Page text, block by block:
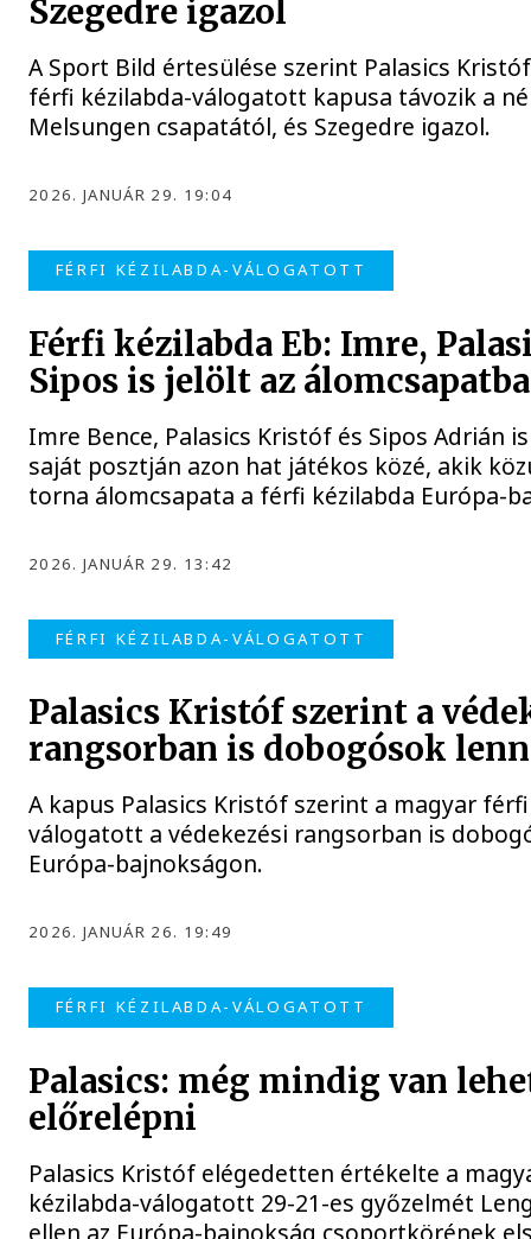
Szegedre igazol
A Sport Bild értesülése szerint Palasics
férfi kézilabda-válogatott kapusa távozik a
Melsungen csapatától, és Szegedre igazol.
2026. JANUÁR 29. 19:04
FÉRFI KÉZILABDA-VÁLOGATOTT
Férfi kézilabda Eb: Imre,
Sipos is jelölt az álomcsapatba
Imre Bence, Palasics Kristóf és Sipos Adrián
saját posztján azon hat játékos közé, akik
torna álomcsapata a férfi kézilabda Európa-
2026. JANUÁR 29. 13:42
FÉRFI KÉZILABDA-VÁLOGATOTT
Palasics Kristóf szerint a
rangsorban is dobogósok
A kapus Palasics Kristóf szerint a magyar
válogatott a védekezési rangsorban is
Európa-bajnokságon.
2026. JANUÁR 26. 19:49
FÉRFI KÉZILABDA-VÁLOGATOTT
Palasics: még mindig van
előrelépni
Palasics Kristóf elégedetten értékelte a
kézilabda-válogatott 29-21-es győzelmét
ellen az Európa-bajnokság csoportkörének